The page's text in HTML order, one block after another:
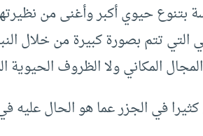
بتنوع حيوي أكبر وأغنى من
التي تتم بصورة كبيرة من خلال
المكاني ولا الظروف الحيوية